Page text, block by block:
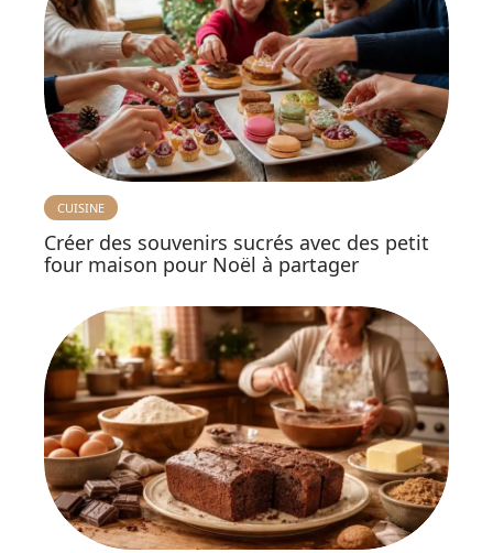
CUISINE
Créer des souvenirs sucrés avec des petit
four maison pour Noël à partager